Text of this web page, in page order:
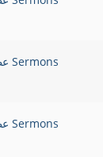
Sermons عظات
Sermons عظات